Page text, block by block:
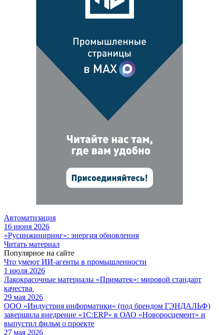
Автоматизация
16 июня 2026
«Русинжиниринг»: энергия обновления
Читать материал
Популярное на сайте
Что умеют ИИ-агенты в промышленности
1 июля 2026
Лакокрасочные материалы «Приматек»: мировой стандарт
качества
29 мая 2026
ООО «Индустрия информатики» (под брендом ГЭНДАЛЬФ)
завершила внедрение «1С:ERP» в ОАО «Новоросцемент» и
выпустил фильм о проекте
27 мая 2026